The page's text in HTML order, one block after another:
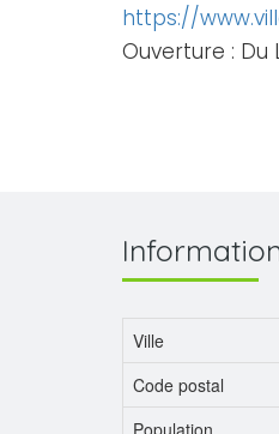
https://
Ouverture : Du
Ville
Code postal
Population